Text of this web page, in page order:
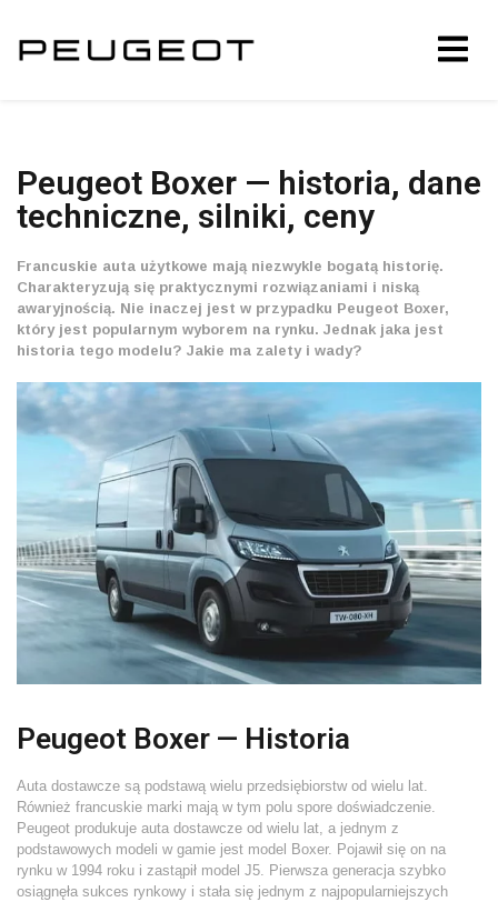
Peugeot Boxer — historia, dane
techniczne, silniki, ceny
Francuskie auta użytkowe mają niezwykle bogatą historię.
Charakteryzują się praktycznymi rozwiązaniami i niską
awaryjnością. Nie inaczej jest w przypadku Peugeot Boxer,
który jest popularnym wyborem na rynku. Jednak jaka jest
historia tego modelu? Jakie ma zalety i wady?
Peugeot Boxer — Historia
Auta dostawcze są podstawą wielu przedsiębiorstw od wielu lat.
Również francuskie marki mają w tym polu spore doświadczenie.
Peugeot produkuje auta dostawcze od wielu lat, a jednym z
podstawowych modeli w gamie jest model Boxer. Pojawił się on na
rynku w 1994 roku i zastąpił model J5. Pierwsza generacja szybko
osiągnęła sukces rynkowy i stała się jednym z najpopularniejszych